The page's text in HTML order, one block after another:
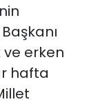
erken
hafta